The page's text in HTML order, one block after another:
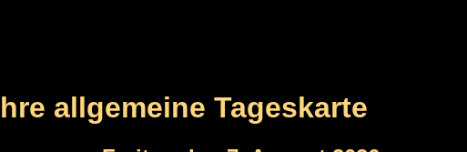
allgemeine Tageskarte